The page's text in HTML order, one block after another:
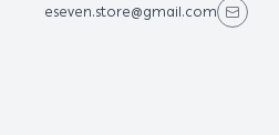
eseven.store@gmail.com